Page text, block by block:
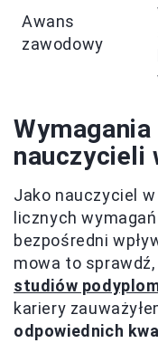
Awans
zawodowy
nauczycieli
Jako nauczyciel
licznych
bezpośredni
mowa to sprawdź,
studiów
kariery
odpowiednich